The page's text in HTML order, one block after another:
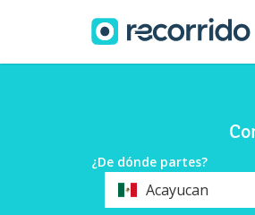
¿De dónde partes?
OrigenAcayucan